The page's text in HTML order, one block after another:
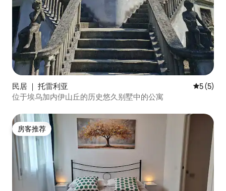
民居 ｜ 托雷利亚 平均评分
5 (5)
位于埃乌加内伊山丘的历史悠久别墅中的公寓
房客推荐
房客推荐